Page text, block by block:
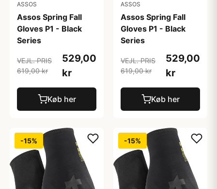
ASSOS
Assos Spring Fall
Gloves P1 - Black
Series
VEJL. PRIS
619,00 kr
529,00
kr
Køb her
ASSOS
Assos Spring Fall
Gloves P1 - Black
Series
VEJL. PRIS
619,00 kr
529,00
kr
Køb her
-15% -15%